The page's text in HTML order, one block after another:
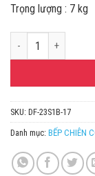
Trọng lượng : 7 kg
Bếp chiên nhúng
SKU: DF-23S1B-17
Danh mục: BẾP CHIÊN